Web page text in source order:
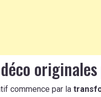
déco
commence par la